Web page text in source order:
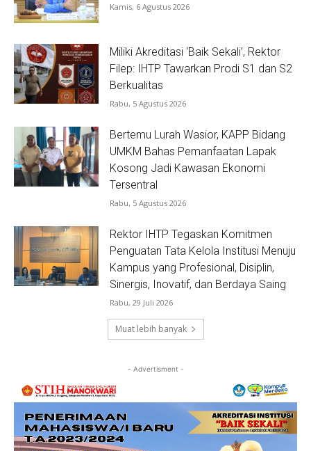
Kamis, 6 Agustus 2026
Miliki Akreditasi ‘Baik Sekali’, Rektor
Filep: IHTP Tawarkan Prodi S1 dan S2
Berkualitas
Rabu, 5 Agustus 2026
Bertemu Lurah Wasior, KAPP Bidang
UMKM Bahas Pemanfaatan Lapak
Kosong Jadi Kawasan Ekonomi
Tersentral
Rabu, 5 Agustus 2026
Rektor IHTP Tegaskan Komitmen
Penguatan Tata Kelola Institusi Menuju
Kampus yang Profesional, Disiplin,
Sinergis, Inovatif, dan Berdaya Saing
Rabu, 29 Juli 2026
Muat lebih banyak
- Advertisment -